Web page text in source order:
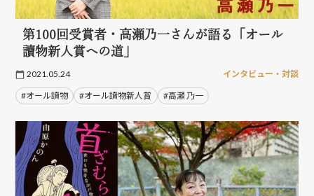
第100回受賞者・高瀬乃一さんが語る「オール
讀物新人賞への道」
2021.05.24 インタビュー・対談
#オール讀物 #オール讀物新人賞 #高瀬 乃一